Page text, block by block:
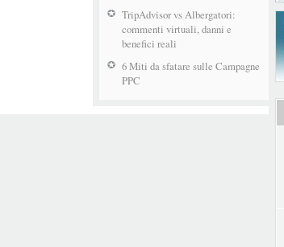
TripAdvisor vs Albergatori:
commenti virtuali, danni e
benefici reali
6 Miti da sfatare sulle Campagne
PPC